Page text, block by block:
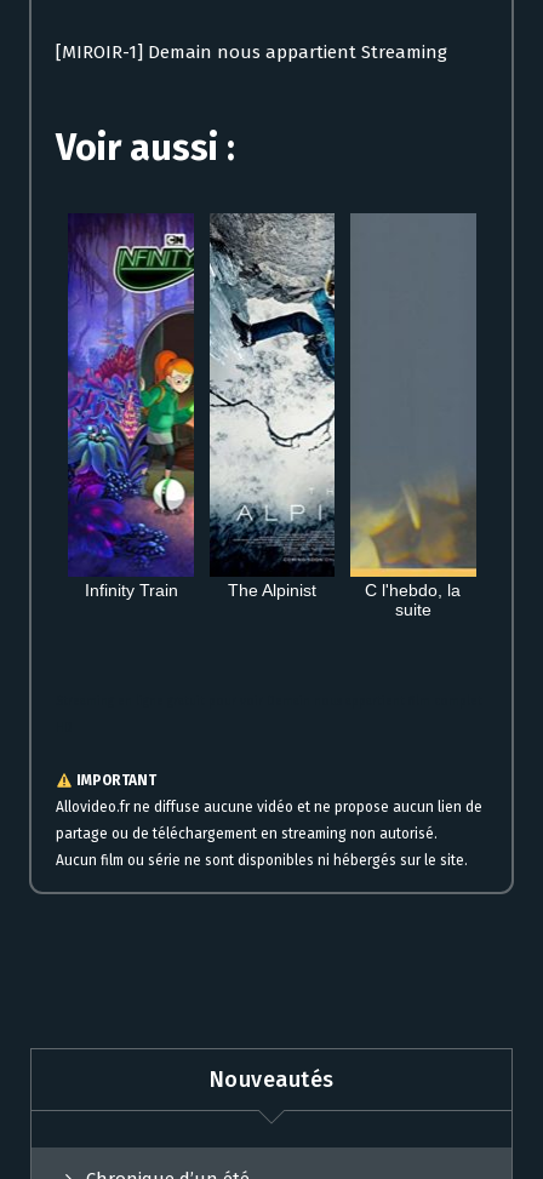
[MIROIR-1] Demain nous appartient Streaming
Voir aussi :
Infinity Train The Alpinist
C l'hebdo, la
suite
IMPORTANT
Allovideo.fr ne diffuse aucune vidéo et ne propose aucun lien de
partage ou de téléchargement en streaming non autorisé.
Aucun film ou série ne sont disponibles ni hébergés sur le site.
Nouveautés